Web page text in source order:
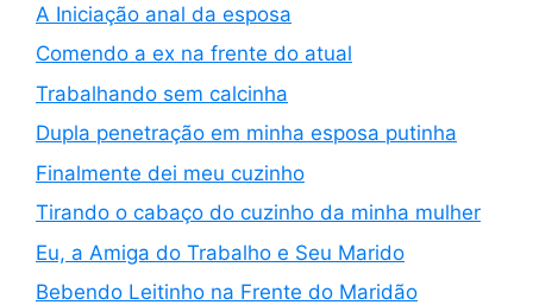
A Iniciação anal da esposa
Comendo a ex na frente do atual
Trabalhando sem calcinha
Dupla penetração em minha esposa putinha
Finalmente dei meu cuzinho
Tirando o cabaço do cuzinho da minha mulher
Eu, a Amiga do Trabalho e Seu Marido
Bebendo Leitinho na Frente do Maridão